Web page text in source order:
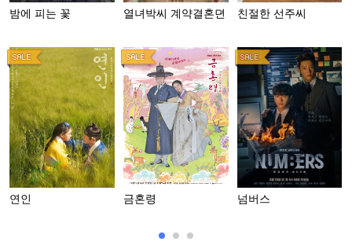
밤에 피는 꽃 열녀박씨 계약결혼뎐 친절한 선주씨
연인 금혼령 넘버스